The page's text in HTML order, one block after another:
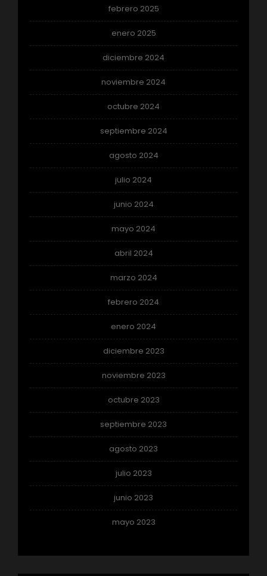
febrero 2025
enero 2025
diciembre 2024
noviembre 2024
octubre 2024
septiembre 2024
agosto 2024
julio 2024
junio 2024
mayo 2024
abril 2024
marzo 2024
febrero 2024
enero 2024
diciembre 2023
noviembre 2023
octubre 2023
septiembre 2023
agosto 2023
julio 2023
junio 2023
mayo 2023